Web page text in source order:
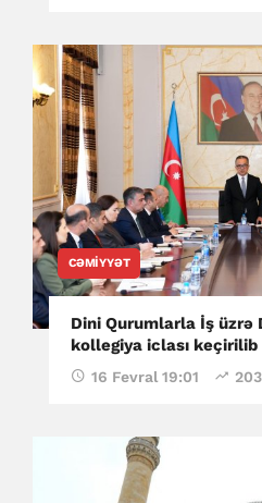
CƏMIYYƏT
Dini Qurumlarla İş üzrə
kollegiya iclası keçirilib
16 Fevral 19:01 203